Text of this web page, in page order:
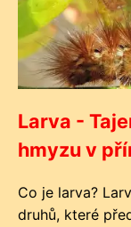
Larva -
hmyzu v
Co je larva?
druhů, které